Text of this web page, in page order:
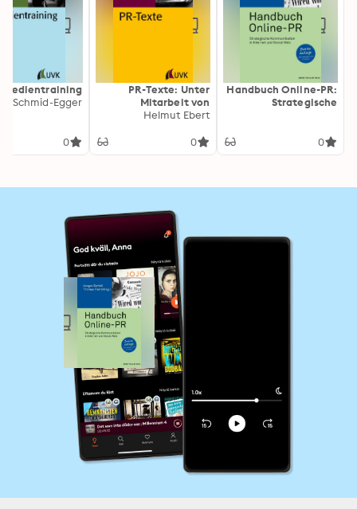
Handbuch Online-PR:
Strategische
Web
0
PR-Texte: Unter
Mitarbeit von
Antonia Ebert
Helmut Ebert
0
Medientraining
0